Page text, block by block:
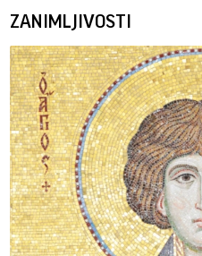
ZANIMLJIVOSTI